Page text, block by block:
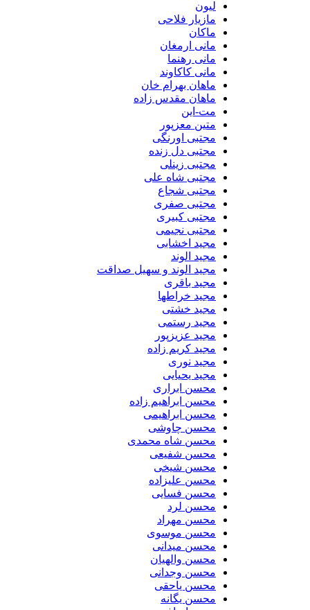
مازیار فلاحی
مانی ارمغان
مانی رهنما
مانی کاکاوند
ماهان بهرام خان
ماهان مقدس زاده
مت-این
متین معزپور
مجتبی اورنگی
مجتبی دل زنده
مجتبی زینلی
مجتبی شاه علی
مجتبی شجاع
مجتبی صفری
مجتبی کبیری
مجتبی نجیمی
مجید اخشابی
مجید الوند‎
مجید الوند و سهیل صداقت
مجید باقری
مجید خراطها
مجید خشتی
مجید رستمی
مجید عزیزپور
مجید کریم زاده
مجید نوری
مجید یحیایی
محسن ابراری
محسن ابراهیم زاده
محسن ابراهیمی
محسن چاوشی
محسن شاه محمدی
محسن شفیعی
محسن شیخی
محسن علیزاده
محسن فسایی
محسن لرد
محسن مهراد
محسن موسوی
محسن میدانی
محسن والهیان
محسن وجدانی
محسن یاحقی
محسن یگانه